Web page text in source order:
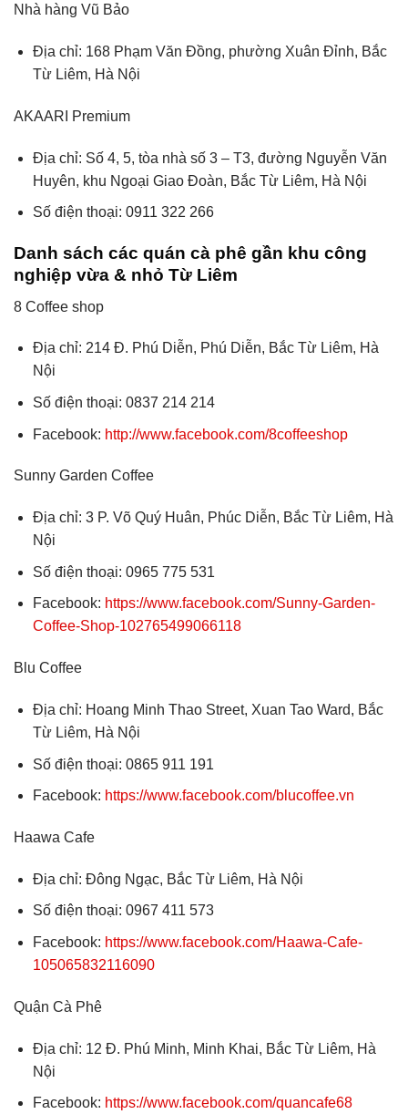
Nhà hàng Vũ Bảo
Địa chỉ: 168 Phạm Văn Đồng, phường Xuân Đỉnh, Bắc
Từ Liêm, Hà Nội
AKAARI Premium
Địa chỉ: Số 4, 5, tòa nhà số 3 – T3, đường Nguyễn Văn
Huyên, khu Ngoại Giao Đoàn, Bắc Từ Liêm, Hà Nội
Số điện thoại: 0911 322 266
Danh sách các quán cà phê gần khu công
nghiệp vừa & nhỏ Từ Liêm
8 Coffee shop
Địa chỉ: 214 Đ. Phú Diễn, Phú Diễn, Bắc Từ Liêm, Hà
Nội
Số điện thoại: 0837 214 214
Facebook: http://www.facebook.com/8coffeeshop
Sunny Garden Coffee
Địa chỉ: 3 P. Võ Quý Huân, Phúc Diễn, Bắc Từ Liêm, Hà
Nội
Số điện thoại: 0965 775 531
Facebook: https://www.facebook.com/Sunny-Garden-
Coffee-Shop-102765499066118
Blu Coffee
Địa chỉ: Hoang Minh Thao Street, Xuan Tao Ward, Bắc
Từ Liêm, Hà Nội
Số điện thoại: 0865 911 191
Facebook: https://www.facebook.com/blucoffee.vn
Haawa Cafe
Địa chỉ: Đông Ngạc, Bắc Từ Liêm, Hà Nội
Số điện thoại: 0967 411 573
Facebook: https://www.facebook.com/Haawa-Cafe-
105065832116090
Quận Cà Phê
Địa chỉ: 12 Đ. Phú Minh, Minh Khai, Bắc Từ Liêm, Hà
Nội
Facebook: https://www.facebook.com/quancafe68